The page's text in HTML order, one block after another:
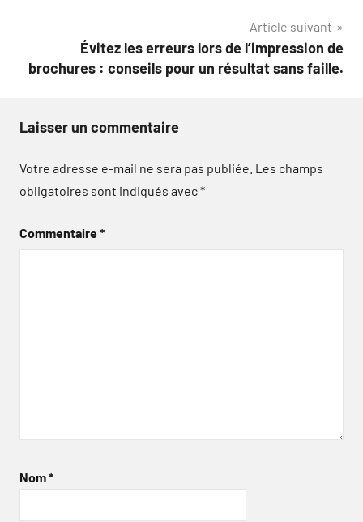
Article suivant
Évitez les erreurs lors de l’impression de
brochures : conseils pour un résultat sans faille.
Laisser un commentaire
Votre adresse e-mail ne sera pas publiée. Les champs
obligatoires sont indiqués avec*
Commentaire*
Nom*